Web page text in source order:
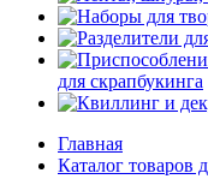
для скрапбукинга
Главная
Каталог товаров